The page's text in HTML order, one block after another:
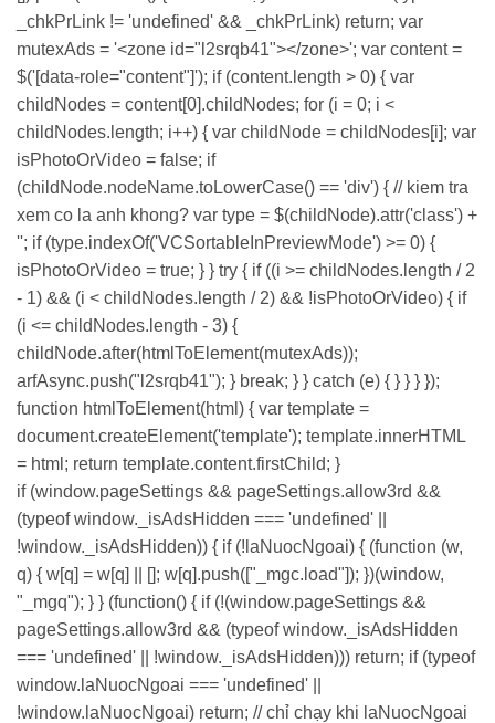
_chkPrLink != 'undefined' && _chkPrLink) return; var
mutexAds = '<zone id="l2srqb41"></zone>'; var content =
$('[data-role="content"]'); if (content.length > 0) { var
childNodes = content[0].childNodes; for (i = 0; i <
childNodes.length; i++) { var childNode = childNodes[i]; var
isPhotoOrVideo = false; if
(childNode.nodeName.toLowerCase() == 'div') { // kiem tra
xem co la anh khong? var type = $(childNode).attr('class') +
''; if (type.indexOf('VCSortableInPreviewMode') >= 0) {
isPhotoOrVideo = true; } } try { if ((i >= childNodes.length / 2
- 1) && (i < childNodes.length / 2) && !isPhotoOrVideo) { if
(i <= childNodes.length - 3) {
childNode.after(htmlToElement(mutexAds));
arfAsync.push("l2srqb41"); } break; } } catch (e) { } } } });
function htmlToElement(html) { var template =
document.createElement('template'); template.innerHTML
= html; return template.content.firstChild; }
if (window.pageSettings && pageSettings.allow3rd &&
(typeof window._isAdsHidden === 'undefined' ||
!window._isAdsHidden)) { if (!laNuocNgoai) { (function (w,
q) { w[q] = w[q] || []; w[q].push(["_mgc.load"]); })(window,
"_mgq"); } } (function() { if (!(window.pageSettings &&
pageSettings.allow3rd && (typeof window._isAdsHidden
=== 'undefined' || !window._isAdsHidden))) return; if (typeof
window.laNuocNgoai === 'undefined' ||
!window.laNuocNgoai) return; // chỉ chạy khi laNuocNgoai